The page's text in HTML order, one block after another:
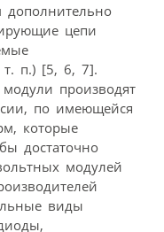
цепи
п.) [5, 6, 7].
производят
по имеющейся
которые
достаточно
модулей
виды